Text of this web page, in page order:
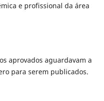
e profissional da área
aprovados aguardavam a
para serem publicados.